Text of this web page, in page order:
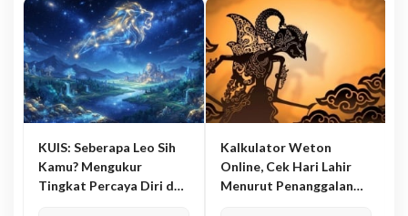
KUIS: Seberapa Leo Sih
Kamu? Mengukur
Tingkat Percaya Diri dan
Kalkulator Weton
Online, Cek Hari Lahir
Menurut Penanggalan